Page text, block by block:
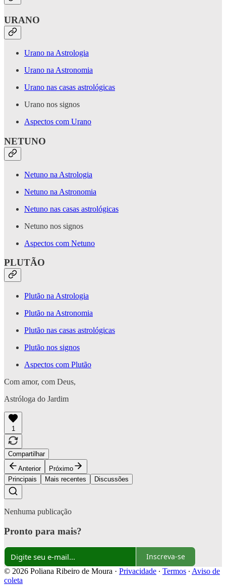
URANO
Urano na Astrologia
Urano na Astronomia
Urano nas casas astrológicas
Urano nos signos
Aspectos com Urano
NETUNO
Netuno na Astrologia
Netuno na Astronomia
Netuno nas casas astrológicas
Netuno nos signos
Aspectos com Netuno
PLUTÃO
Plutão na Astrologia
Plutão na Astronomia
Plutão nas casas astrológicas
Plutão nos signos
Aspectos com Plutão
Com amor, com Deus,
Astróloga do Jardim
1
Compartilhar
Anterior
Próximo
Principais
Mais recentes Discussões
Nenhuma publicação
Pronto para mais?
Inscreva-se
© 2026 Poliana Ribeiro de Moura · Privacidade ∙ Termos ∙ Aviso de
coleta